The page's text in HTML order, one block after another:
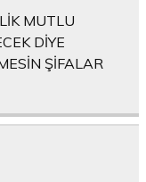
MUTLU
DİYE
ŞİFALAR